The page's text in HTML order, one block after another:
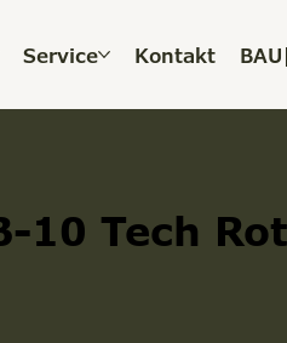
Service Kontakt
10 Tech Rot